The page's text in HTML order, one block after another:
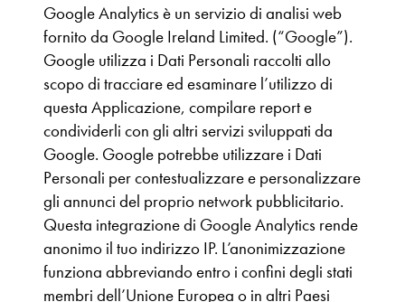
Google Analytics è un servizio di analisi web
fornito da Google Ireland Limited. (“Google”).
Google utilizza i Dati Personali raccolti allo
scopo di tracciare ed esaminare l’utilizzo di
questa Applicazione, compilare report e
condividerli con gli altri servizi sviluppati da
Google. Google potrebbe utilizzare i Dati
Personali per contestualizzare e personalizzare
gli annunci del proprio network pubblicitario.
Questa integrazione di Google Analytics rende
anonimo il tuo indirizzo IP. L’anonimizzazione
funziona abbreviando entro i confini degli stati
membri dell’Unione Europea o in altri Paesi